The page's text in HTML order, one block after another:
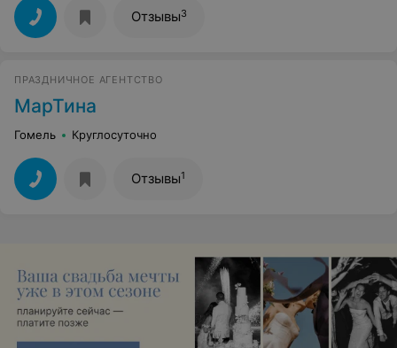
Отзывы3
ПРАЗДНИЧНОЕ АГЕНТСТВО
МарТина
Гомель Круглосуточно
Отзывы1